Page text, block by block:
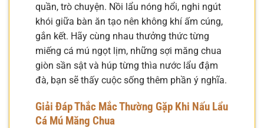
quần, trò chuyện. Nồi lẩu nóng hổi, nghi ngút
khói giữa bàn ăn tạo nên không khí ấm cúng,
gắn kết. Hãy cùng nhau thưởng thức từng
miếng cá mú ngọt lịm, những sợi măng chua
giòn sần sật và húp từng thìa nước lẩu đậm
đà, bạn sẽ thấy cuộc sống thêm phần ý nghĩa.
Giải Đáp Thắc Mắc Thường Gặp Khi Nấu Lẩu
Cá Mú Măng Chua